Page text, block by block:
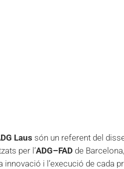
Laus són un referent del
per l’ADG–FAD de
innovació i l’execució de cada